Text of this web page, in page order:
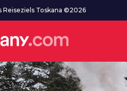
Reiseziels Toskana ©2026